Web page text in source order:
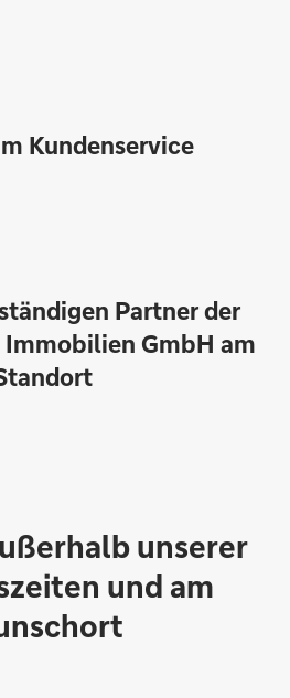
Kundenservice
Partner der
Immobilien GmbH am
unserer
und am